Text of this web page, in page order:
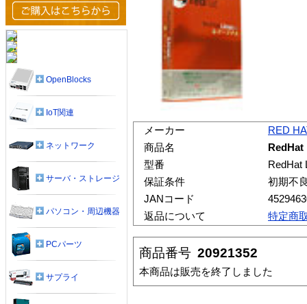
メーカー
RED
商品名
型番
RedHat
保証条件
初期不
JANコード
返品について
特定商
商品番号 20921352
本商品は販売を終了しました
OpenBlocks
IoT関連
ネットワーク
サーバ・ストレージ
パソコン・周辺機器
PCパーツ
サプライ